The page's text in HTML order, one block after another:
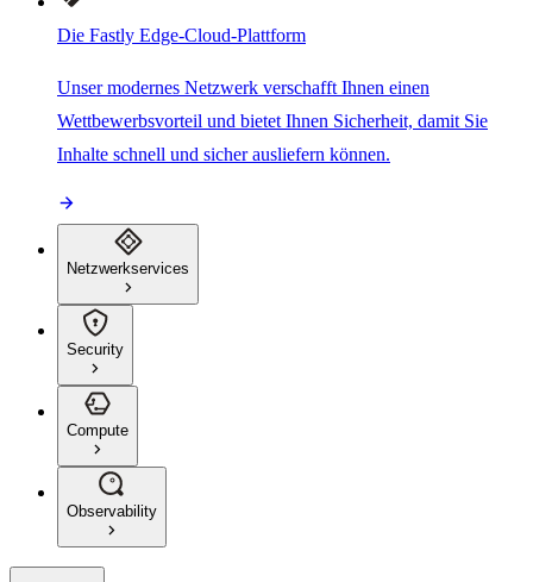
Die Fastly Edge-Cloud-Plattform
Unser modernes Netzwerk verschafft Ihnen einen
Wettbewerbsvorteil und bietet Ihnen Sicherheit, damit Sie
Inhalte schnell und sicher ausliefern können.
Netzwerkservices
Security
Compute
Observability